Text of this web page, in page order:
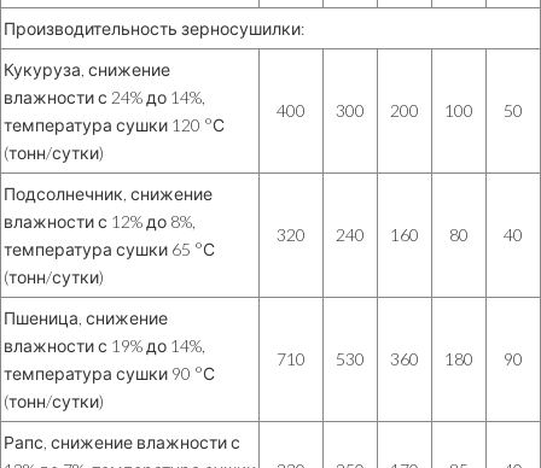
Производительность зерносушилки:
Кукуруза, снижение
влажности с 24% до 14%,
температура сушки 120 °С
(тонн/сутки)
400 300 200 100 50
Подсолнечник, снижение
влажности с 12% до 8%,
температура сушки 65 °С
(тонн/сутки)
320 240 160 80 40
Пшеница, снижение
влажности с 19% до 14%,
температура сушки 90 °С
(тонн/сутки)
710 530 360 180 90
Рапс, снижение влажности с